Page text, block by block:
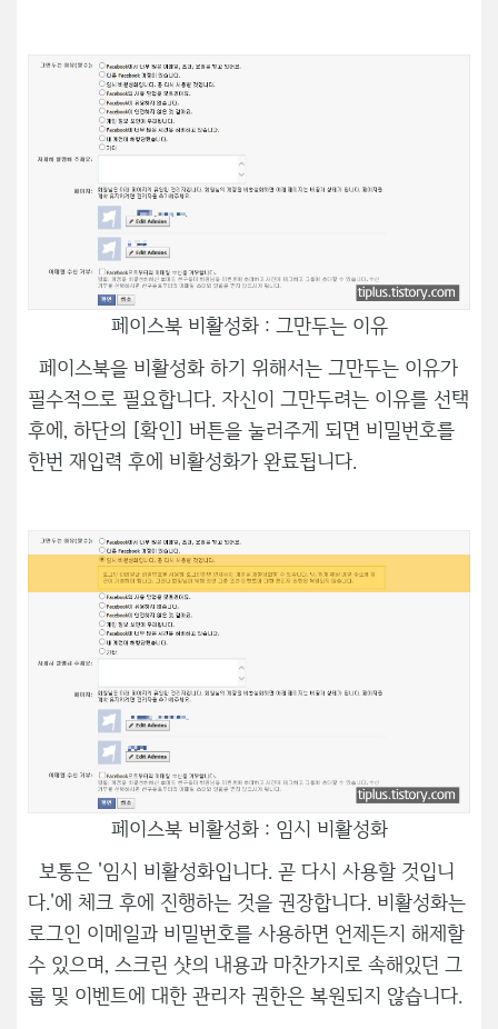
페이스북 비활성화 : 그만두는 이유
페이스북을 비활성화 하기 위해서는 그만두는 이유가
필수적으로 필요합니다. 자신이 그만두려는 이유를 선택
후에, 하단의 [확인] 버튼을 눌러주게 되면 비밀번호를
한번 재입력 후에 비활성화가 완료됩니다.
페이스북 비활성화 : 임시 비활성화
보통은 '임시 비활성화입니다. 곧 다시 사용할 것입니
다.'에 체크 후에 진행하는 것을 권장합니다. 비활성화는
로그인 이메일과 비밀번호를 사용하면 언제든지 해제할
수 있으며, 스크린 샷의 내용과 마찬가지로 속해있던 그
룹 및 이벤트에 대한 관리자 권한은 복원되지 않습니다.